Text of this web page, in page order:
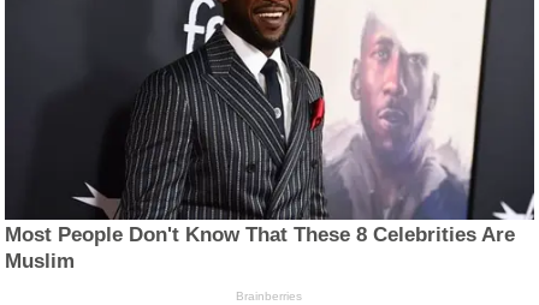
Most People Don't Know That These 8 Celebrities Are
Muslim
Brainberries